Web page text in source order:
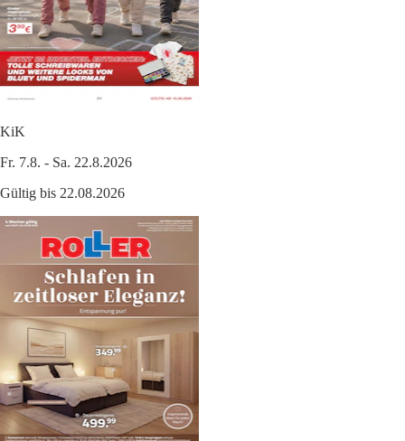
KiK
Fr. 7.8. - Sa. 22.8.2026
Gültig bis 22.08.2026